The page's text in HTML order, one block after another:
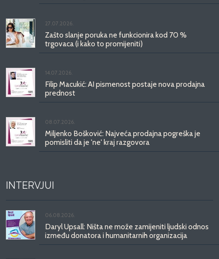
27.07.2026.
Zašto slanje poruka ne funkcionira kod 70 %
trgovaca (i kako to promijeniti)
14.07.2026.
Filip Macukić: AI pismenost postaje nova prodajna
prednost
08.07.2026.
Miljenko Bošković: Najveća prodajna pogreška je
pomisliti da je 'ne' kraj razgovora
INTERVJUI
06.08.2026.
Daryl Upsall: Ništa ne može zamijeniti ljudski odnos
između donatora i humanitarnih organizacija